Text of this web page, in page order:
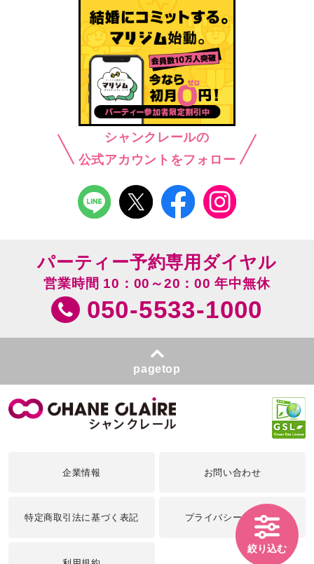
シャンクレールの
公式アカウントをフォロー
絞り込む
パーティー予約専用ダイヤル
営業時間 10：00～20：00 年中無休
050-5533-1000
pagetop
企業情報 お問い合わせ
特定商取引法に基づく表記 プライバシーポリシー